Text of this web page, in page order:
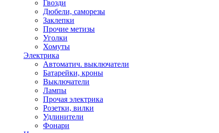
Гвозди
Дюбели, саморезы
Заклепки
Прочие метизы
Уголки
Хомуты
Электрика
Автоматич. выключатели
Батарейки, кроны
Выключатели
Лампы
Прочая электрика
Розетки, вилки
Удлинители
Фонари